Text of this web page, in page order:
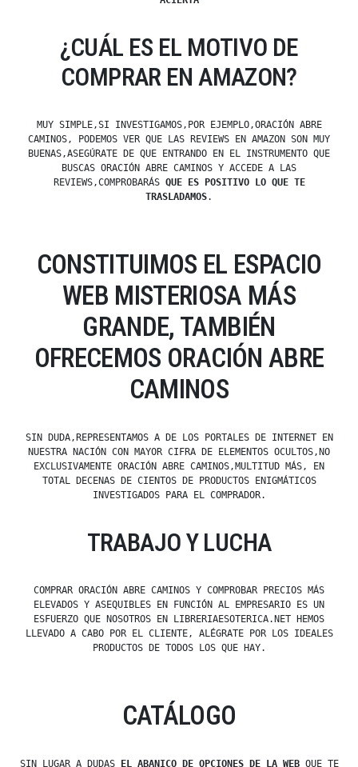
¿CUÁL ES EL MOTIVO DE
COMPRAR EN AMAZON?
MUY SIMPLE,SI INVESTIGAMOS,POR EJEMPLO,ORACIÓN ABRE
CAMINOS, PODEMOS VER QUE LAS REVIEWS EN AMAZON SON MUY
BUENAS,ASEGÚRATE DE QUE ENTRANDO EN EL INSTRUMENTO QUE
BUSCAS ORACIÓN ABRE CAMINOS Y ACCEDE A LAS
REVIEWS,COMPROBARÁS QUE ES POSITIVO LO QUE TE
TRASLADAMOS.
CONSTITUIMOS EL ESPACIO
WEB MISTERIOSA MÁS
GRANDE, TAMBIÉN
OFRECEMOS ORACIÓN ABRE
CAMINOS
SIN DUDA,REPRESENTAMOS A DE LOS PORTALES DE INTERNET EN
NUESTRA NACIÓN CON MAYOR CIFRA DE ELEMENTOS OCULTOS,NO
EXCLUSIVAMENTE ORACIÓN ABRE CAMINOS,MULTITUD MÁS, EN
TOTAL DECENAS DE CIENTOS DE PRODUCTOS ENIGMÁTICOS
INVESTIGADOS PARA EL COMPRADOR.
TRABAJO Y LUCHA
COMPRAR ORACIÓN ABRE CAMINOS Y COMPROBAR PRECIOS MÁS
ELEVADOS Y ASEQUIBLES EN FUNCIÓN AL EMPRESARIO ES UN
ESFUERZO QUE NOSOTROS EN LIBRERIAESOTERICA.NET HEMOS
LLEVADO A CABO POR EL CLIENTE, ALÉGRATE POR LOS IDEALES
PRODUCTOS DE TODOS LOS QUE HAY.
CATÁLOGO
SIN LUGAR A DUDAS EL ABANICO DE OPCIONES DE LA WEBQUE TE